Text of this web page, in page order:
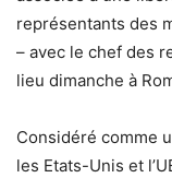
représentants des
– avec le chef des
lieu dimanche à
Considéré comme
les Etats-Unis et